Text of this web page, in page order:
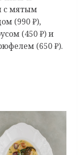
с мятым
(990 ₽),
(450 ₽) и
(650 ₽).